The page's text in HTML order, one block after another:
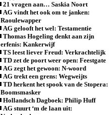
21 vragen aan… Saskia Noort
AG vindt het ook om te janken:
Raoulewapper
AG gelooft het wel: Testamentie
Thomas Hogeling denkt aan zijn
erfenis: Kankerwijf
TS leest liever Freud: Verkrachtelijk
TD zet de poort weer open: Feestgate
AG zegt het gewoon: N-woord
AG trekt een grens: Wegweijts
TD herkent het spook van de Stopera:
Boomsmasker
Hollandsch Dagboek: Philip Huff
AG stuurt ‘m de laan uit: